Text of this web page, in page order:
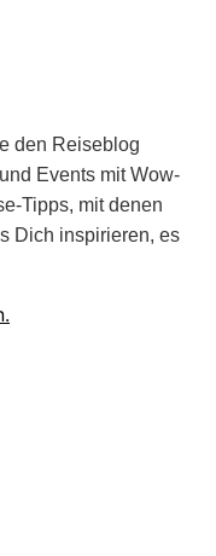
den Reiseblog
Events mit Wow-
Tipps, mit denen
Dich inspirieren, es